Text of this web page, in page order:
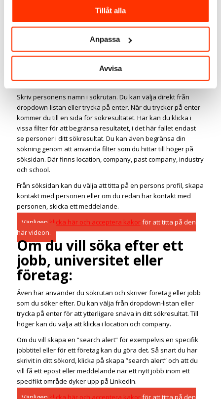
Tillåt alla
Anpassa
Avvisa
Här är några tips som hjälper dig hitta det du söker
Om du vill söka efter en
specifik person på
LinkedIn:
Skriv personens namn i sökrutan. Du kan välja direkt från
dropdown-listan eller trycka på enter. När du trycker på enter
kommer du till en sida för sökresultatet. Här kan du klicka i
vissa filter för att begränsa resultatet, i det här fallet endast
se personer i ditt sökresultat. Du kan även begränsa din
sökning genom att använda filter som du hittar till höger på
söksidan. Där finns location, company, past company, industry
och school.
Från söksidan kan du välja att titta på en persons profil, skapa
kontakt med personen eller om du redan har kontakt med
personen, skicka ett meddelande.
Vänligen klicka här och acceptera kakorför att titta på den
här videon.
Om du vill söka efter ett
jobb, universitet eller
företag:
Även här använder du sökrutan och skriver företag eller jobb
som du söker efter. Du kan välja från dropdown-listan eller
trycka på enter för att ytterligare snäva in ditt sökresultat. Till
höger kan du välja att klicka i location och company.
Om du vill skapa en ”search alert” för exempelvis en specifik
jobbtitel eller för ett företag kan du göra det. Så snart du har
skrivit in ditt sökord, klicka på skapa ”search alert” och att du
vill få ett epost eller meddelande när ett nytt jobb inom ett
specifikt område dyker upp på LinkedIn.
Vänligen klicka här och acceptera kakorför att titta på den